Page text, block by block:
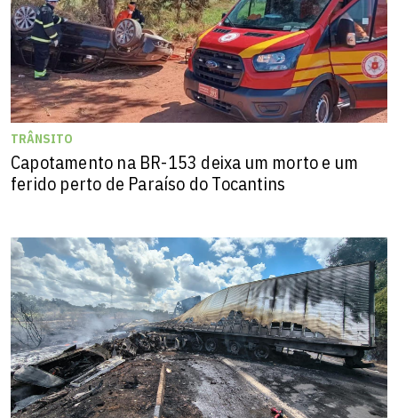
TRÂNSITO
Capotamento na BR-153 deixa um morto e um
ferido perto de Paraíso do Tocantins